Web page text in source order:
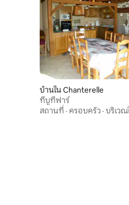
บ้านใน Chanterelle
ที่บูทีฟาร์
สถานที่ · ครอบครัว · บริเวณ